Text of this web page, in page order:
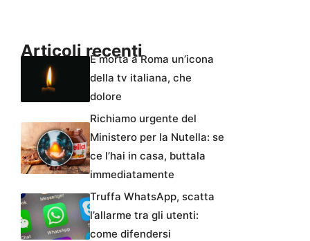
Articoli recentiÈ morta a Roma un’icona
della tv italiana, che
dolore
Richiamo urgente del
Ministero per la Nutella: se
ce l’hai in casa, buttala
immediatamente
Truffa WhatsApp, scatta
l’allarme tra gli utenti:
come difendersi